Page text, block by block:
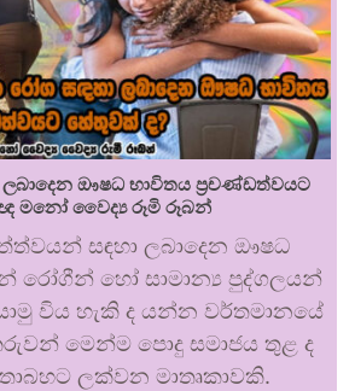
ඖෂධ භාවිතය ප්‍රචණ්ඩත්වයට
මනෝ වෛද්‍ය රූමි රූබන්
සඳහා ලබාදෙන ඖෂධ
රෝගීන් හෝ සාමාන්‍ය පුද්ගලයන්
විය හැකි ද යන්න වර්තමානයේ
මෙන්ම පොදු සමාජය තුළ ද
ලක්වන මාතෘකාවකි.